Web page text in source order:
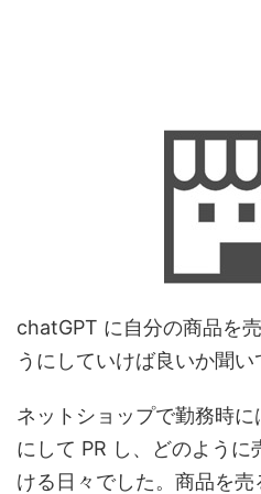
chatGPT に自分の商品を
うにしていけば良いか聞い
ネットショップで勤務時
にして PR し、どのよう
ける日々でした。商品を